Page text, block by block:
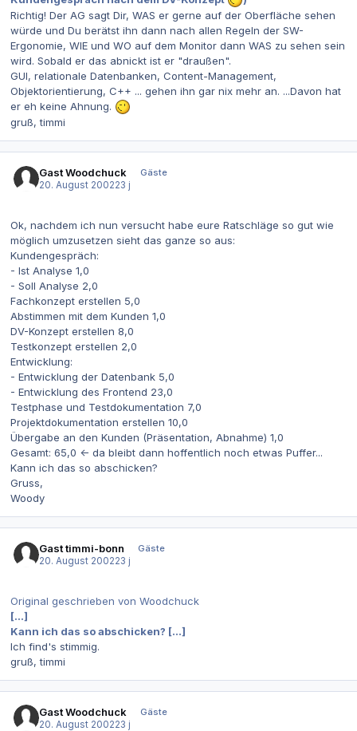
Richtig! Der AG sagt Dir, WAS er gerne auf der Oberfläche sehen
würde und Du berätst ihn dann nach allen Regeln der SW-
Ergonomie, WIE und WO auf dem Monitor dann WAS zu sehen sein
wird. Sobald er das abnickt ist er "draußen".
GUI, relationale Datenbanken, Content-Management,
Objektorientierung, C++ ... gehen ihn gar nix mehr an. ...Davon hat
er eh keine Ahnung.
gruß, timmi
Gast Woodchuck
Gäste
20. August 200223 j
Ok, nachdem ich nun versucht habe eure Ratschläge so gut wie
möglich umzusetzen sieht das ganze so aus:
Kundengespräch:
- Ist Analyse 1,0
- Soll Analyse 2,0
Fachkonzept erstellen 5,0
Abstimmen mit dem Kunden 1,0
DV-Konzept erstellen 8,0
Testkonzept erstellen 2,0
Entwicklung:
- Entwicklung der Datenbank 5,0
- Entwicklung des Frontend 23,0
Testphase und Testdokumentation 7,0
Projektdokumentation erstellen 10,0
Übergabe an den Kunden (Präsentation, Abnahme) 1,0
Gesamt: 65,0 <- da bleibt dann hoffentlich noch etwas Puffer...
Kann ich das so abschicken?
Gruss,
Woody
Gast timmi-bonn
Gäste
20. August 200223 j
Original geschrieben von Woodchuck
[...]
Kann ich das so abschicken? [...]
Ich find's stimmig.
gruß, timmi
Gast Woodchuck
Gäste
20. August 200223 j